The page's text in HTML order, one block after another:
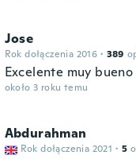
Jose
Rok dołączenia 2016 · 389
Excelente muy bueno
około 3 roku temu
Abdurahman
Rok dołączenia 2021 · 5